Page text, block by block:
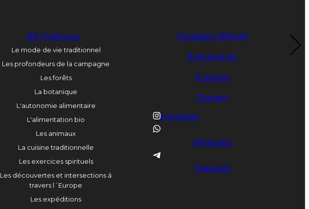
BB Traditions
Le mode de vie traditionnel
Les profondeurs de la campagne
Les forêts
La botanique
L'autonomie alimentaire
L'alimentation bio
Les animaux
La cuisine traditionnelle
Les exercices spirituels
Les découvertes et intersections á
travers l´Europe
Les expéditions
Fondation BRAUN
Événements
À propos
Contact
Instagram
Whatsapp
Telegram